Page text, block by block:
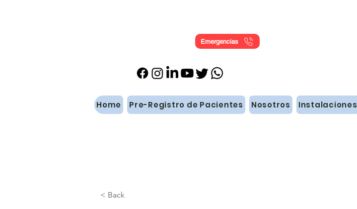
Emergencias
Home Pre-Registro de Pacientes Nosotros Instalaciones
< Back